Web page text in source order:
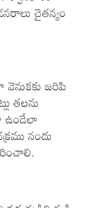
చైతన్యం
జరిపి
తలను
ఉండేలా
నందు